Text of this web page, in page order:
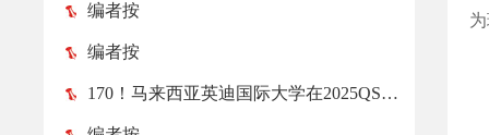
编者按
编者按
170！马来西亚英迪国际大学在2025QS亚洲大学排名榜中跃升52位！